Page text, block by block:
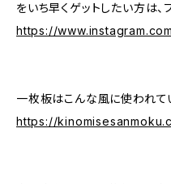
をいち早くゲットしたい方は
https://
一枚板はこんな風に使われて
https://